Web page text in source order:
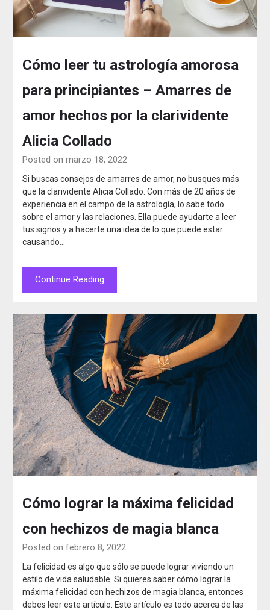
Cómo leer tu astrología amorosa
para principiantes – Amarres de
amor hechos por la clarividente
Alicia Collado
Posted on marzo 18, 2022
Si buscas consejos de amarres de amor, no busques más
que la clarividente Alicia Collado. Con más de 20 años de
experiencia en el campo de la astrología, lo sabe todo
sobre el amor y las relaciones. Ella puede ayudarte a leer
tus signos y a hacerte una idea de lo que puede estar
causando…
Continue Reading
Cómo lograr la máxima felicidad
con hechizos de magia blanca
Posted on febrero 8, 2022
La felicidad es algo que sólo se puede lograr viviendo un
estilo de vida saludable. Si quieres saber cómo lograr la
máxima felicidad con hechizos de magia blanca, entonces
debes leer este artículo. Este artículo es todo acerca de las